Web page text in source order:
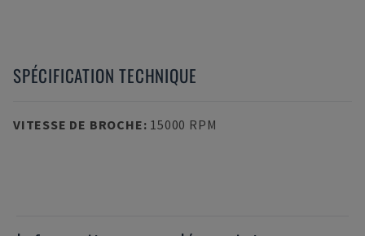
SPÉCIFICATION TECHNIQUE
VITESSE DE BROCHE: 15000 RPM